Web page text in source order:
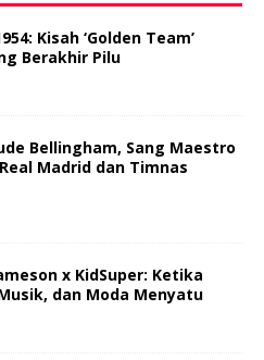
Kisah ‘Golden Team’
Berakhir Pilu
Bellingham, Sang Maestro
Madrid dan Timnas
x KidSuper: Ketika
dan Moda Menyatu